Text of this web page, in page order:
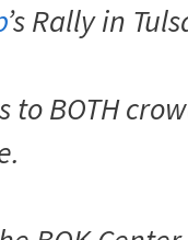
’s Rally in
BOTH